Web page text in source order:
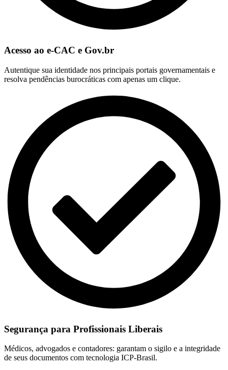
Acesso ao e-CAC e Gov.br
Autentique sua identidade nos principais portais governamentais e
resolva pendências burocráticas com apenas um clique.
Segurança para Profissionais Liberais
Médicos, advogados e contadores: garantam o sigilo e a integridade
de seus documentos com tecnologia ICP-Brasil.